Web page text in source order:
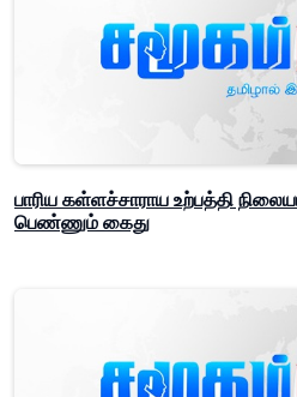
பாரிய கள்ளச்சாராய உற்பத்தி
பெண்ணும் கைது